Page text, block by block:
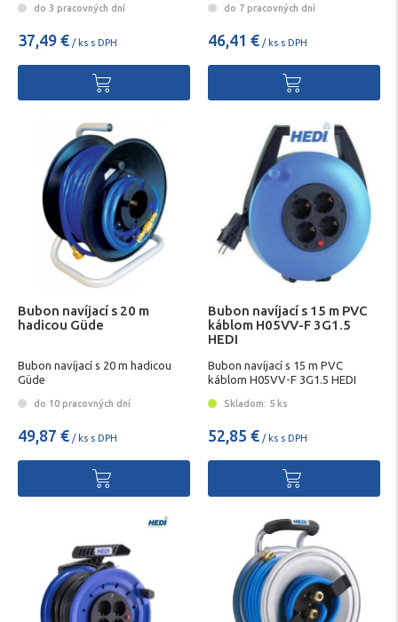
do 3 pracovných dní
37,49 € / ks s DPH
do 7 pracovných dní
46,41 € / ks s DPH
Bubon navíjací s 20 m
hadicou Güde
Bubon navíjací s 20 m hadicou
Güde
do 10 pracovných dní
49,87 € / ks s DPH
Bubon navíjací s 15 m PVC
káblom H05VV-F 3G1.5
HEDI
Bubon navíjací s 15 m PVC
káblom H05VV-F 3G1.5 HEDI
Skladom: 5 ks
52,85 € / ks s DPH